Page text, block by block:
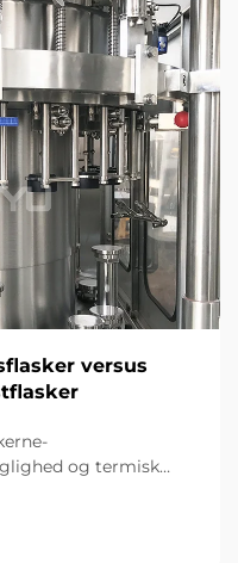
versus
og termisk
At arbejde med